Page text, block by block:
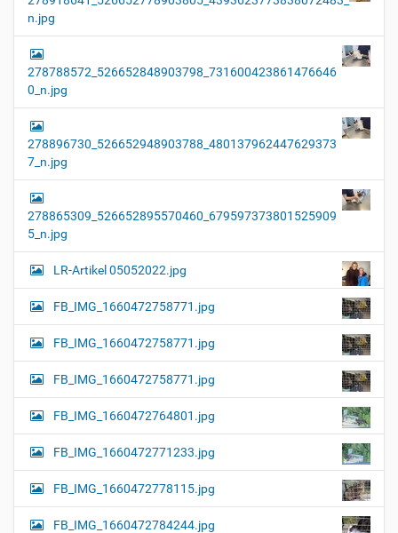
n.jpg
278788572_526652848903798_731600423861476646
0_n.jpg
278896730_526652948903788_480137962447629373
7_n.jpg
278865309_526652895570460_679597373801525909
5_n.jpg
LR-Artikel 05052022.jpg
FB_IMG_1660472758771.jpg
FB_IMG_1660472758771.jpg
FB_IMG_1660472758771.jpg
FB_IMG_1660472764801.jpg
FB_IMG_1660472771233.jpg
FB_IMG_1660472778115.jpg
FB_IMG_1660472784244.jpg